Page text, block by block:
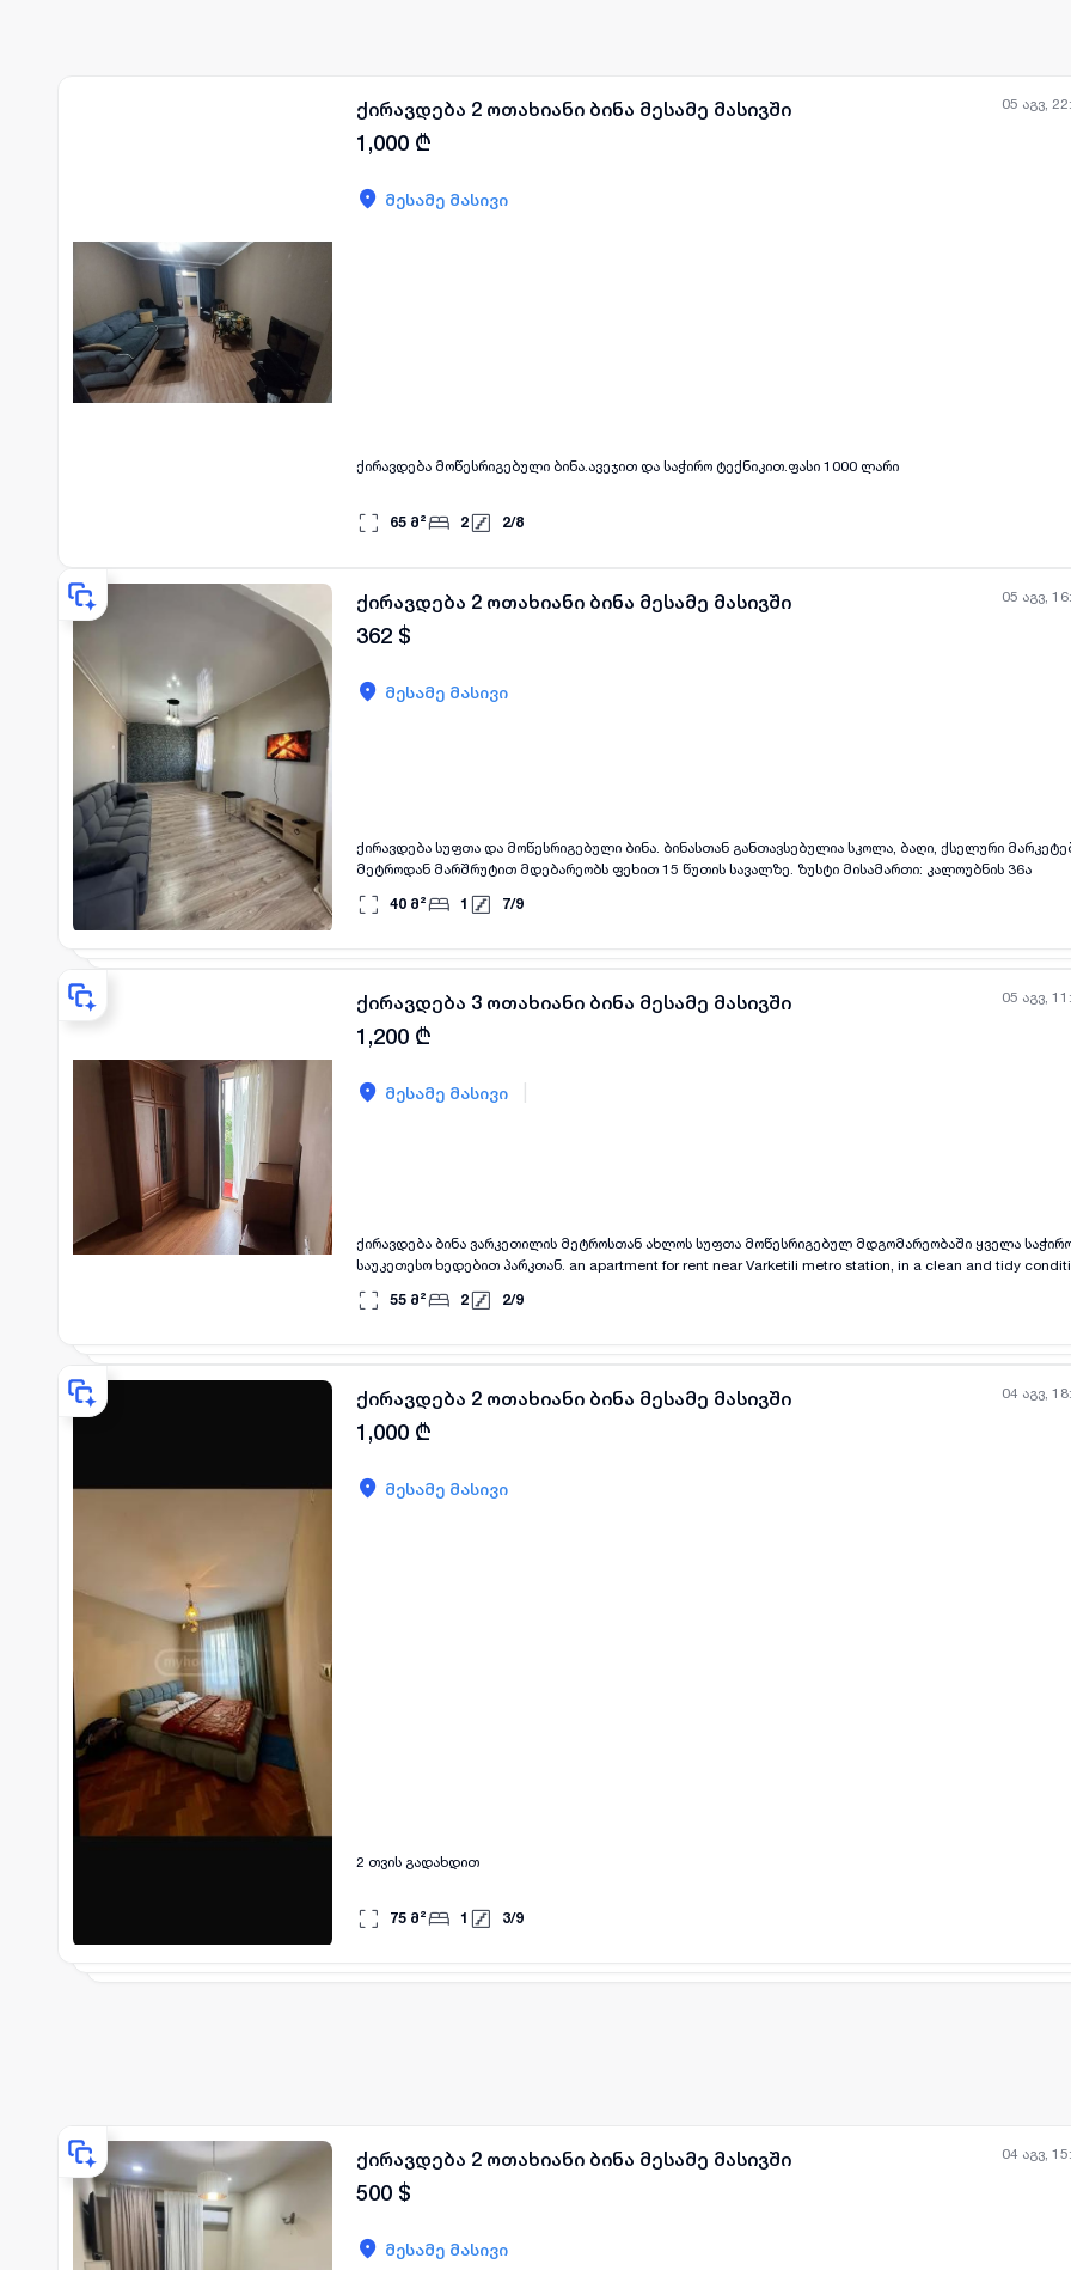
05 აგვ,
ქირავდება 2 ოთახიანი ბინა მესამე მასივში
1,000 ₾
მესამე მასივი
ქირავდება მოწესრიგებული ბინა.ავეჯით და საჭირო ტექნიკით.ფასი 1000 ლარი
65 მ² 2 2/8
05 აგვ,
ქირავდება 2 ოთახიანი ბინა მესამე მასივში
362 $
მესამე მასივი
ქირავდება სუფთა და მოწესრიგებული ბინა. ბინასთან განთავსებულია სკოლა, ბაღი, ქსელური
მეტროდან მარშრუტით მდებარეობს ფეხით 15 წუთის სავალზე. ზუსტი მისამართი: კალოუბნის 36ა
40 მ² 1 7/9
05 აგვ,
ქირავდება 3 ოთახიანი ბინა მესამე მასივში
1,200 ₾
მესამე მასივი
ქირავდება ბინა ვარკეთილის მეტროსთან ახლოს სუფთა მოწესრიგებულ მდგომარეობაში ყველა
საუკეთესო ხედებით პარკთან. an apartment for rent near Varketili metro station, in a clean and tidy
necessary amenities, with the best views near the park. 156
55 მ² 2 2/9
04 აგვ,
ქირავდება 2 ოთახიანი ბინა მესამე მასივში
1,000 ₾
მესამე მასივი
2 თვის გადახდით
75 მ² 1 3/9
04 აგვ,
ქირავდება 2 ოთახიანი ბინა მესამე მასივში
500 $
მესამე მასივი